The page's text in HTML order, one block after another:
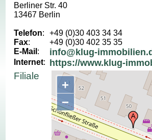
Berliner Str. 40
13467 Berlin
Telefon:
+49 (0)30 403 34 34
Fax:
+49 (0)30 402 35 35
E-Mail : info@klug-
Internet: https://www.klug-
+
−
Filiale